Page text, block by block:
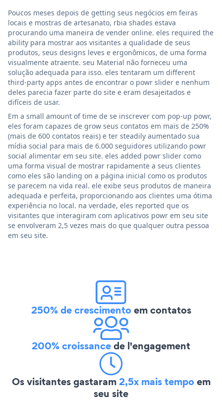
Poucos meses depois de getting seus negócios em feiras
locais e mostras de artesanato, rbia shades estava
procurando uma maneira de vender online. eles required the
ability para mostrar aos visitantes a qualidade de seus
produtos, seus designs leves e ergonômicos, de uma forma
visualmente atraente. seu Material não forneceu uma
solução adequada para isso. eles tentaram um different
third-party apps antes de encontrar o powr slider e nenhum
deles parecia fazer parte do site e eram desajeitados e
difíceis de usar.
Em a small amount of time de se inscrever com pop-up powr,
eles foram capazes de grow seus contatos em mais de 250%
(mais de 600 contatos reais) e ter steadily aumentado sua
mídia social para mais de 6.000 seguidores utilizando powr
social alimentar em seu site. eles added powr slider como
uma forma visual de mostrar rapidamente a seus clientes
como eles são landing on a página inicial como os produtos
se parecem na vida real. ele exibe seus produtos de maneira
adequada e perfeita, proporcionando aos clientes uma ótima
experiência no local. na verdade, eles reported que os
visitantes que interagiram com aplicativos powr em seu site
se envolveram 2,5 vezes mais do que qualquer outra pessoa
em seu site.
250% de crescimentoem contatos
200% croissancede l'engagement
Os visitantes gastaram2,5x mais tempoem
seu site